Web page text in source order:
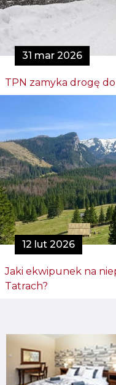
31 mar 2026
TPN zamyka drogę
12 lut 2026
Jaki ekwipunek na
Tatrach?